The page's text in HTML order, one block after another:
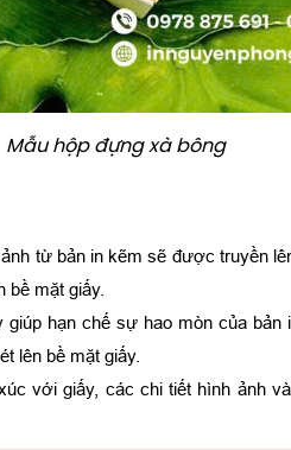
Mẫu hộp đựng xà bông
từ bản in kẽm sẽ được truyền
bề mặt giấy.
giúp hạn chế sự hao mòn của bản
lên bề mặt giấy.
với giấy, các chi tiết hình ảnh